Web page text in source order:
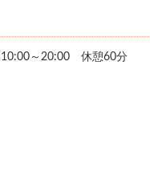
10:00～20:00 休憩60分